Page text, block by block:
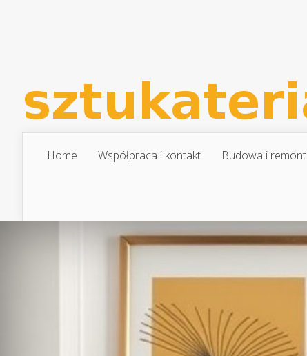
Home Współpraca i kontakt Budowa i remont